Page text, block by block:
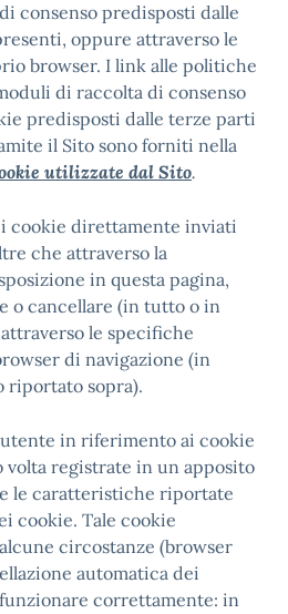
consenso predisposti dalle
oppure attraverso le
browser. I link alle politiche
di raccolta di consenso
predisposti dalle terze parti
il Sito sono forniti nella
utilizzate dal Sito.
cookie direttamente inviati
che attraverso la
in questa pagina,
o cancellare (in tutto o in
le specifiche
di navigazione (in
riportato sopra).
in riferimento ai cookie
volta registrate in un apposito
le caratteristiche riportate
cookie. Tale cookie
circostanze (browser
automatica dei
correttamente: in